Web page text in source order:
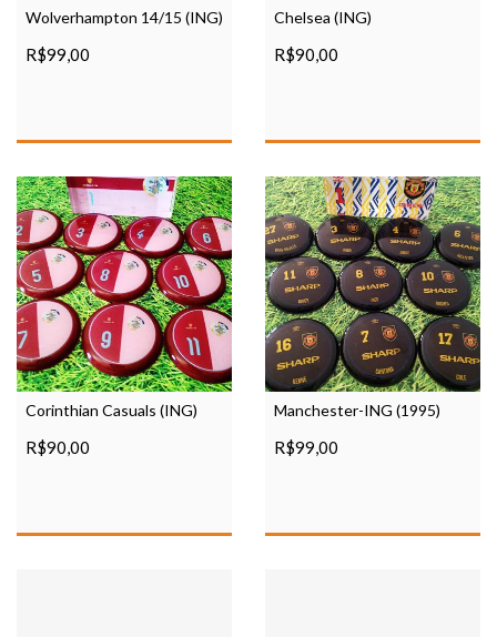
Wolverhampton 14/15 (ING)
R$99,00
Chelsea (ING)
R$90,00
Corinthian Casuals (ING)
R$90,00
Manchester-ING (1995)
R$99,00